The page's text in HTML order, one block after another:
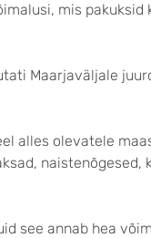
mis pakuksid
Maarjaväljale
alles olevatele
naistenõgesed,
see annab hea